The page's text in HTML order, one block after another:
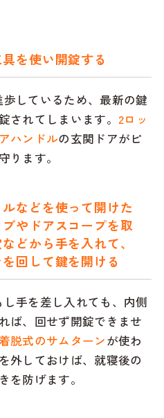
を使い開錠する
しているため、最新の鍵
されてしまいます。 2ロッ
ハンドルの玄関ドアがピ
ります。
などを使って開けた
やドアスコープを取
どから手を入れて、
回して鍵を開ける
手を差し入れても、内側
ば、回せず開錠できませ
脱式のサムターンが使わ
外しておけば、就寝後の
を防げます。